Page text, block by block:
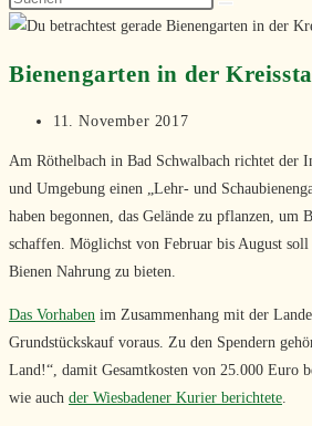
Bienengarten in der
Beitrag
11. November 2017
Am Röthelbach in Bad Schwalbach richtet der
und Umgebung einen „Lehr- und
haben begonnen, das Gelände zu pflanzen, um
schaffen. Möglichst von Februar bis August soll
Bienen Nahrung zu bieten.
Das Vorhaben im Zusammenhang mit der
Grundstückskauf voraus. Zu den Spendern
Land!“, damit Gesamtkosten von 25.000 Euro
wie auch der Wiesbadener Kurier berichtete